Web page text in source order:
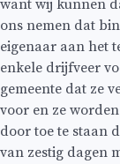
want wij kunnen
ons nemen dat
eigenaar aan het
enkele drijfveer
gemeente dat ze
voor en ze
door toe te staan
van zestig dagen